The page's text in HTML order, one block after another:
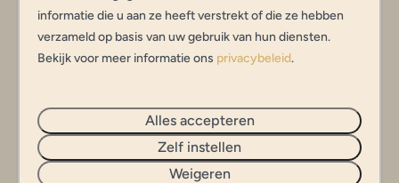
🎠Speeltuintje direct voor de tent
🚸Autovrije zone – veilig en kindvriendelijk
✨De Ideale Gezinstent voor Een
Onvergetelijke Vakantie
informatie die u aan ze heeft verstrekt of die ze hebben
verzameld op basis van uw gebruik van hun diensten.
Bekijk voor meer informatie ons privacybeleid.
Alles accepteren
Zelf instellen
Weigeren